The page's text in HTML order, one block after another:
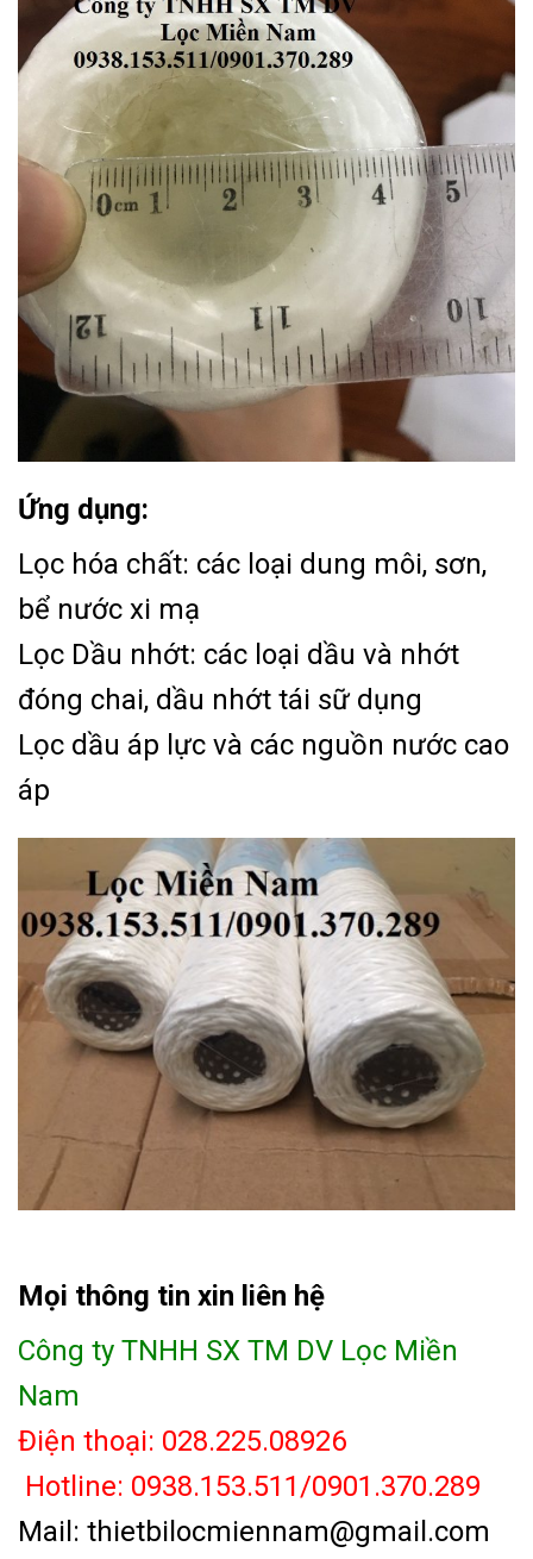
Ứng dụng:
Lọc hóa chất: các loại dung môi, sơn,
bể nước xi mạ
Lọc Dầu nhớt: các loại dầu và nhớt
đóng chai, dầu nhớt tái sữ dụng
Lọc dầu áp lực và các nguồn nước cao
áp
Mọi thông tin xin liên hệ
Công ty TNHH SX TM DV Lọc Miền
Nam
Điện thoại: 028.225.08926
Hotline: 0938.153.511/0901.370.289
Mail: thietbilocmiennam@gmail.com